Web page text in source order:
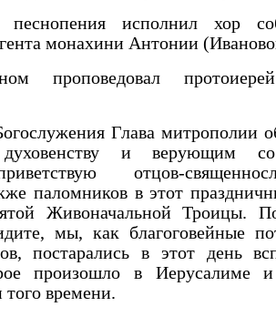
песнопения исполнил хор
монахини Антонии
проповедовал
Глава митрополии
духовенству и верующим
отцов-
паломников в этот
Живоначальной Троицы.
мы, как благоговейные
постарались в этот день
произошло в Иерусалиме и
времени.